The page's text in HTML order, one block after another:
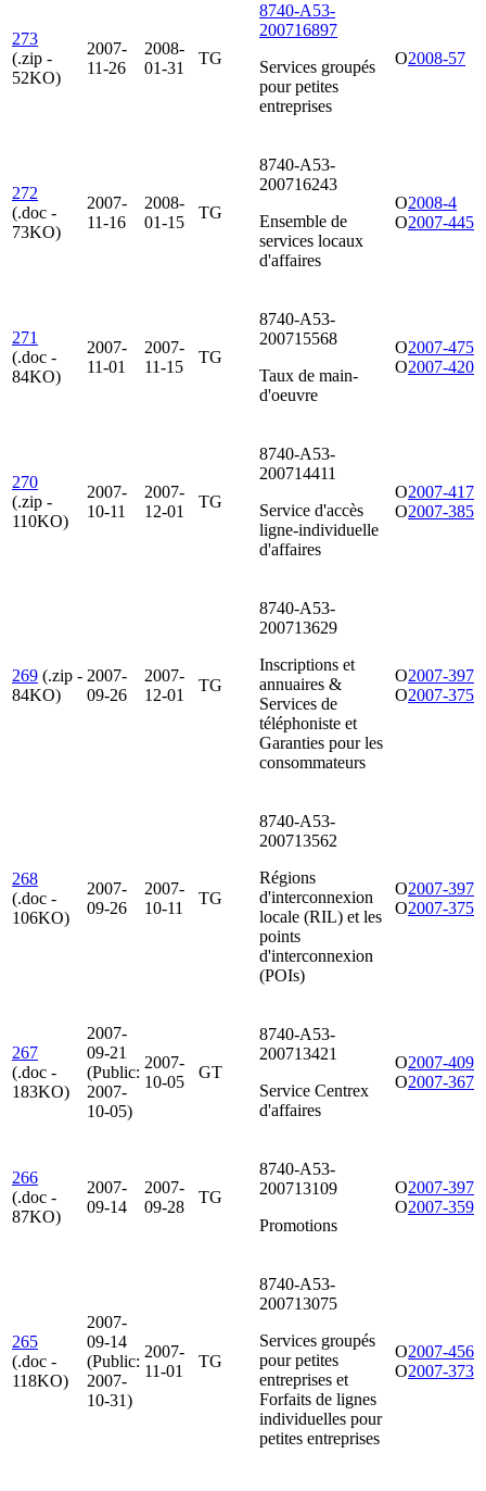
273
(.zip -
52KO)
2007-
11-26
2008-
01-31
TG
8740-A53-
200716897
Services groupés
pour petites
entreprises
O2008-57
272
(.doc -
73KO)
2007-
11-16
2008-
01-15
TG
8740-A53-
200716243
Ensemble de
services locaux
d'affaires
O2008-4
O2007-445
271
(.doc -
84KO)
2007-
11-01
2007-
11-15
TG
8740-A53-
200715568
Taux de main-
d'oeuvre
O2007-475
O2007-420
270
(.zip -
110KO)
2007-
10-11
2007-
12-01
TG
8740-A53-
200714411
Service d'accès
ligne-individuelle
d'affaires
O2007-417
O2007-385
269 (.zip -
84KO)
2007-
09-26
2007-
12-01
TG
8740-A53-
200713629
Inscriptions et
annuaires &
Services de
téléphoniste et
Garanties pour les
consommateurs
O2007-397
O2007-375
268
(.doc -
106KO)
2007-
09-26
2007-
10-11
TG
8740-A53-
200713562
Régions
d'interconnexion
locale (RIL) et les
points
d'interconnexion
(POIs)
O2007-397
O2007-375
267
(.doc -
183KO)
2007-
09-21
(Public:
2007-
10-05)
2007-
10-05
GT
8740-A53-
200713421
Service Centrex
d'affaires
O2007-409
O2007-367
266
(.doc -
87KO)
2007-
09-14
2007-
09-28
TG
8740-A53-
200713109
Promotions
O2007-397
O2007-359
265
(.doc -
118KO)
2007-
09-14
(Public:
2007-
10-31)
2007-
11-01
TG
8740-A53-
200713075
Services groupés
pour petites
entreprises et
Forfaits de lignes
individuelles pour
petites entreprises
O2007-456
O2007-373